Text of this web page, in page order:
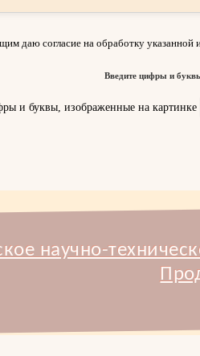
даю согласие на обработку
Введите цифры и
научно-